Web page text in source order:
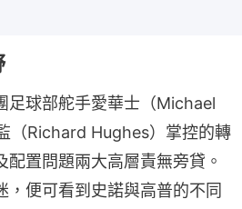
足球部舵手愛華士（Michael
（Richard Hughes）掌控的轉
置問題兩大高層責無旁貸。
，便可看到史諾與高普的不同